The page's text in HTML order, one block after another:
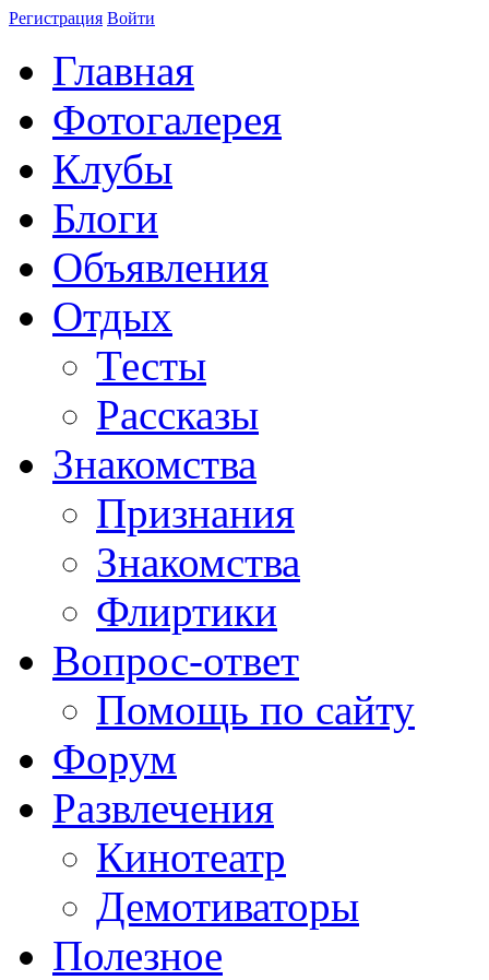
Регистрация Войти
Главная
Фотогалерея
Клубы
Блоги
Объявления
Отдых
Тесты
Рассказы
Знакомства
Признания
Знакомства
Флиртики
Вопрос-ответ
Помощь по сайту
Форум
Развлечения
Кинотеатр
Демотиваторы
Полезное